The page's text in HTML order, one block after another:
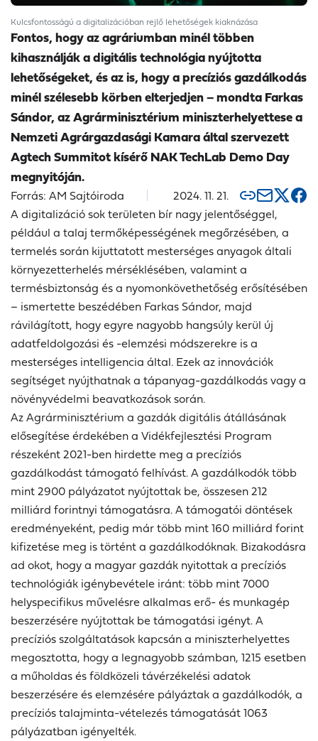
Kulcsfontosságú a digitalizációban rejlő lehetőségek kiaknázása
Fontos, hogy az agráriumban minél többen
kihasználják a digitális technológia nyújtotta
lehetőségeket, és az is, hogy a precíziós gazdálkodás
minél szélesebb körben elterjedjen – mondta Farkas
Sándor, az Agrárminisztérium miniszterhelyettese a
Nemzeti Agrárgazdasági Kamara által szervezett
Agtech Summitot kísérő NAK TechLab Demo Day
megnyitóján.
Forrás: AM Sajtóiroda
2024. 11. 21.
A digitalizáció sok területen bír nagy jelentőséggel,
például a talaj termőképességének megőrzésében, a
termelés során kijuttatott mesterséges anyagok általi
környezetterhelés mérséklésében, valamint a
termésbiztonság és a nyomonkövethetőség erősítésében
– ismertette beszédében Farkas Sándor, majd
rávilágított, hogy egyre nagyobb hangsúly kerül új
adatfeldolgozási és -elemzési módszerekre is a
mesterséges intelligencia által. Ezek az innovációk
segítséget nyújthatnak a tápanyag-gazdálkodás vagy a
növényvédelmi beavatkozások során.
Az Agrárminisztérium a gazdák digitális átállásának
elősegítése érdekében a Vidékfejlesztési Program
részeként 2021-ben hirdette meg a precíziós
gazdálkodást támogató felhívást. A gazdálkodók több
mint 2900 pályázatot nyújtottak be, összesen 212
milliárd forintnyi támogatásra. A támogatói döntések
eredményeként, pedig már több mint 160 milliárd forint
kifizetése meg is történt a gazdálkodóknak. Bizakodásra
ad okot, hogy a magyar gazdák nyitottak a precíziós
technológiák igénybevétele iránt: több mint 7000
helyspecifikus művelésre alkalmas erő- és munkagép
beszerzésére nyújtottak be támogatási igényt. A
precíziós szolgáltatások kapcsán a miniszterhelyettes
megosztotta, hogy a legnagyobb számban, 1215 esetben
a műholdas és földközeli távérzékelési adatok
beszerzésére és elemzésére pályáztak a gazdálkodók, a
precíziós talajminta-vételezés támogatását 1063
pályázatban igényelték.